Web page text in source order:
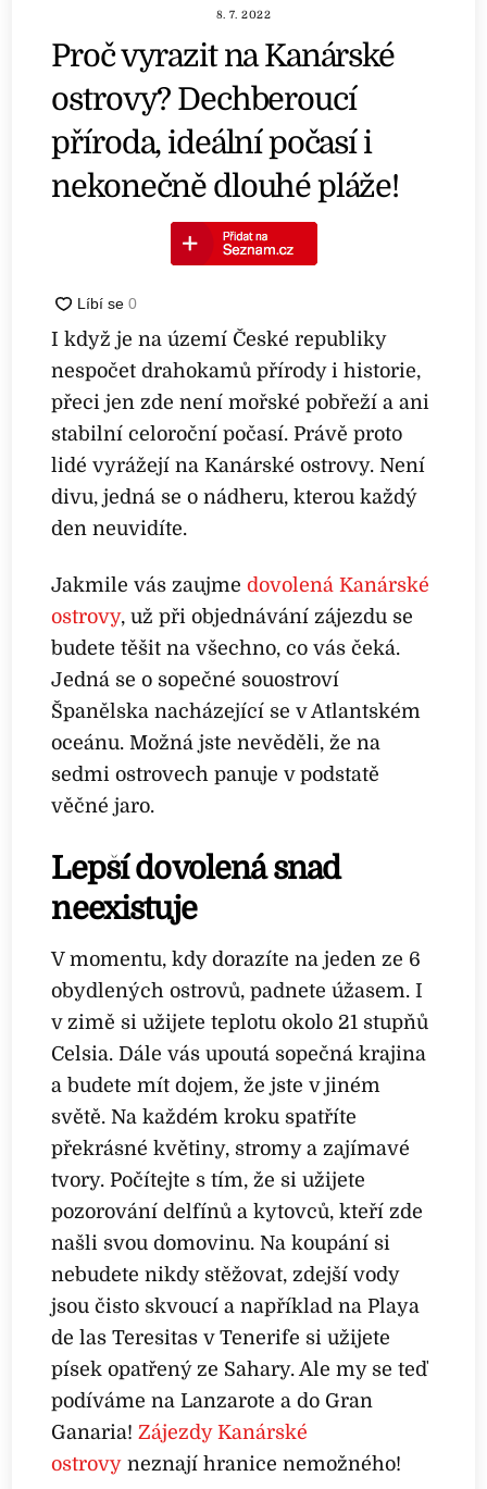
8. 7. 2022
Proč vyrazit na Kanárské
ostrovy? Dechberoucí
příroda, ideální počasí i
nekonečně dlouhé pláže!
I když je na území České republiky
nespočet drahokamů přírody i historie,
přeci jen zde není mořské pobřeží a ani
stabilní celoroční počasí. Právě proto
lidé vyrážejí na Kanárské ostrovy. Není
divu, jedná se o nádheru, kterou každý
den neuvidíte.
Jakmile vás zaujmedovolená Kanárské
ostrovy, už při objednávání zájezdu se
budete těšit na všechno, co vás čeká.
Jedná se o sopečné souostroví
Španělska nacházející se v Atlantském
oceánu. Možná jste nevěděli, že na
sedmi ostrovech panuje v podstatě
věčné jaro.
Lepší dovolená snad
neexistuje
V momentu, kdy dorazíte na jeden ze 6
obydlených ostrovů, padnete úžasem. I
v zimě si užijete teplotu okolo 21 stupňů
Celsia. Dále vás upoutá sopečná krajina
a budete mít dojem, že jste v jiném
světě. Na každém kroku spatříte
překrásné květiny, stromy a zajímavé
tvory. Počítejte s tím, že si užijete
pozorování delfínů a kytovců, kteří zde
našli svou domovinu. Na koupání si
nebudete nikdy stěžovat, zdejší vody
jsou čisto skvoucí a například na Playa
de las Teresitas v Tenerife si užijete
písek opatřený ze Sahary. Ale my se teď
podíváme na Lanzarote a do Gran
Ganaria!Zájezdy Kanárské
ostrovy neznají hranice nemožného!